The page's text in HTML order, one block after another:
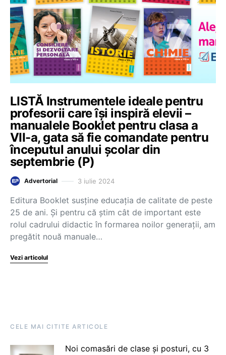
LISTĂ Instrumentele ideale pentru
profesorii care își inspiră elevii –
manualele Booklet pentru clasa a
VII-a, gata să fie comandate pentru
începutul anului școlar din
septembrie (P)
Advertorial 3 iulie 2024
Editura Booklet susține educația de calitate de peste
25 de ani. Și pentru că știm cât de important este
rolul cadrului didactic în formarea noilor generații, am
pregătit nouă manuale…
Vezi articolul
CELE MAI CITITE ARTICOLE
Noi comasări de clase și posturi, cu 3